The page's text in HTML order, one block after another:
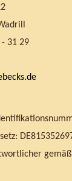
- 31 29